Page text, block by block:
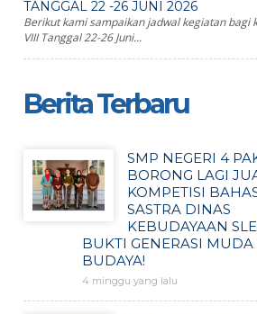
TANGGAL 22 -26 JUNI 2026
Berikut kami sampaikan jadwal kegiatan bagi
VIII Tanggal 22-26 Juni...
Berita Terbaru
SMP NEGERI 4
BORONG LAGI
KOMPETISI
SASTRA DINAS
KEBUDAYAAN
BUKTI GENERASI MUDA
BUDAYA!
4 minggu yang lalu